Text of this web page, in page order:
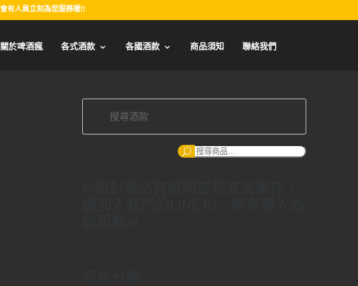
有人員立刻為您服務喔!!
關於啤酒瘋 各式酒款 各國酒款 商品須知 聯絡我們
搜